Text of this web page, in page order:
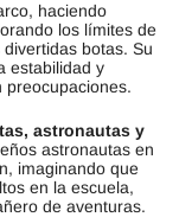
haciendo
los límites de
botas. Su
estabilidad y
preocupaciones.
astronautas y
astronautas en
imaginando que
en la escuela,
de aventuras.